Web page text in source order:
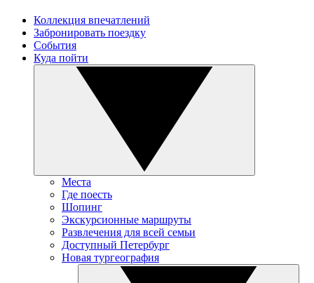
Коллекция впечатлений
Забронировать поездку
События
Куда пойти
Места
Где поесть
Шопинг
Экскурсионные маршруты
Развлечения для всей семьи
Доступный Петербург
Новая тургеография